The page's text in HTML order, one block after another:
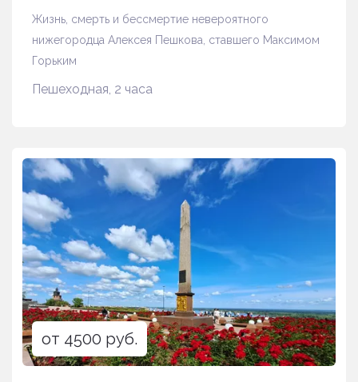
Жизнь, смерть и бессмертие невероятного
нижегородца Алексея Пешкова, ставшего Максимом
Горьким
Пешеходная, 2 часа
от 4500 руб.